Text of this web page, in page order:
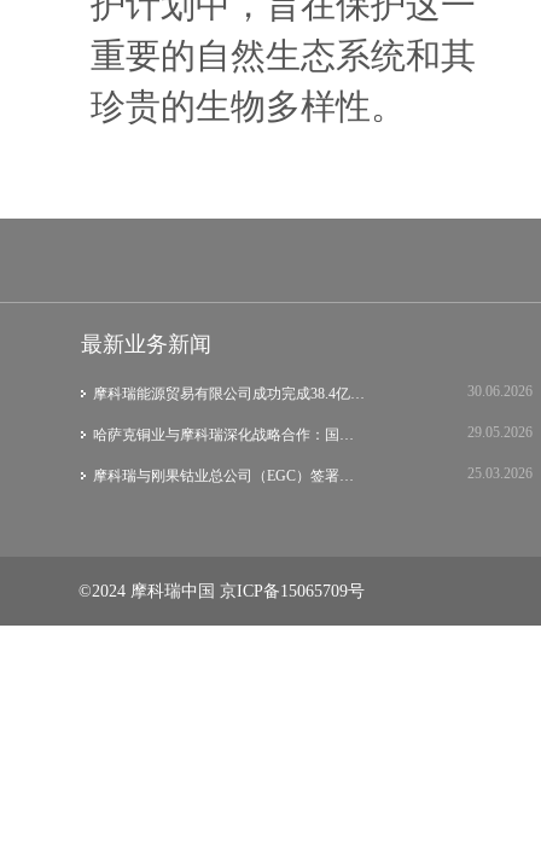
重要的自然生态系统和其
珍贵的生物多样性。
最新业务新闻
摩科瑞能源贸易有限公司成功完成38.4亿美元… 30.06.2026
哈萨克铜业与摩科瑞深化战略合作：国际集团… 29.05.2026
摩科瑞与刚果钴业总公司（EGC）签署战略谅… 25.03.2026
©2024 摩科瑞中国 京ICP备15065709号